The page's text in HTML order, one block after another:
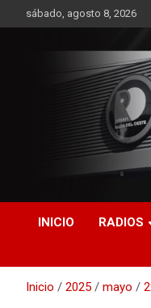
al
sábado, agosto 8, 2026
RO
INICIO RADIOS
Inicio 2025 mayo